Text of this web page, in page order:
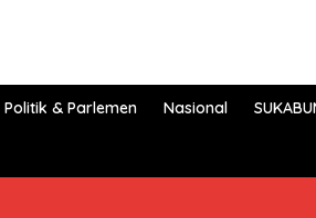
Politik & Parlemen Nasional